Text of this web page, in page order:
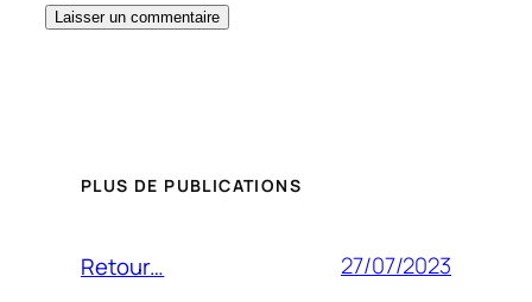
PLUS DE PUBLICATIONS
Retour… 27/07/2023